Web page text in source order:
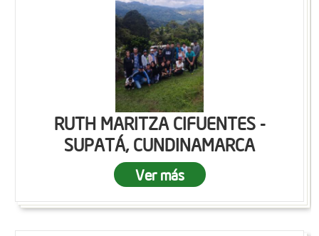
RUTH MARITZA CIFUENTES -
SUPATÁ, CUNDINAMARCA
Ver más